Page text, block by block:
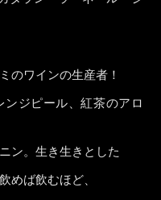
のワインの生産者！
ジピール、紅茶のアロ
ン。生き生きとした
めば飲むほど、